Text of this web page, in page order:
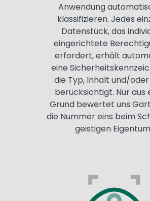
Anwendung
klassifizieren. Jedes
Datenstück, das
eingerichtete
erfordert, erhält
eine
die Typ, Inhalt und/
berücksichtigt. Nur aus
Grund bewertet uns
die Nummer eins beim
geistigen